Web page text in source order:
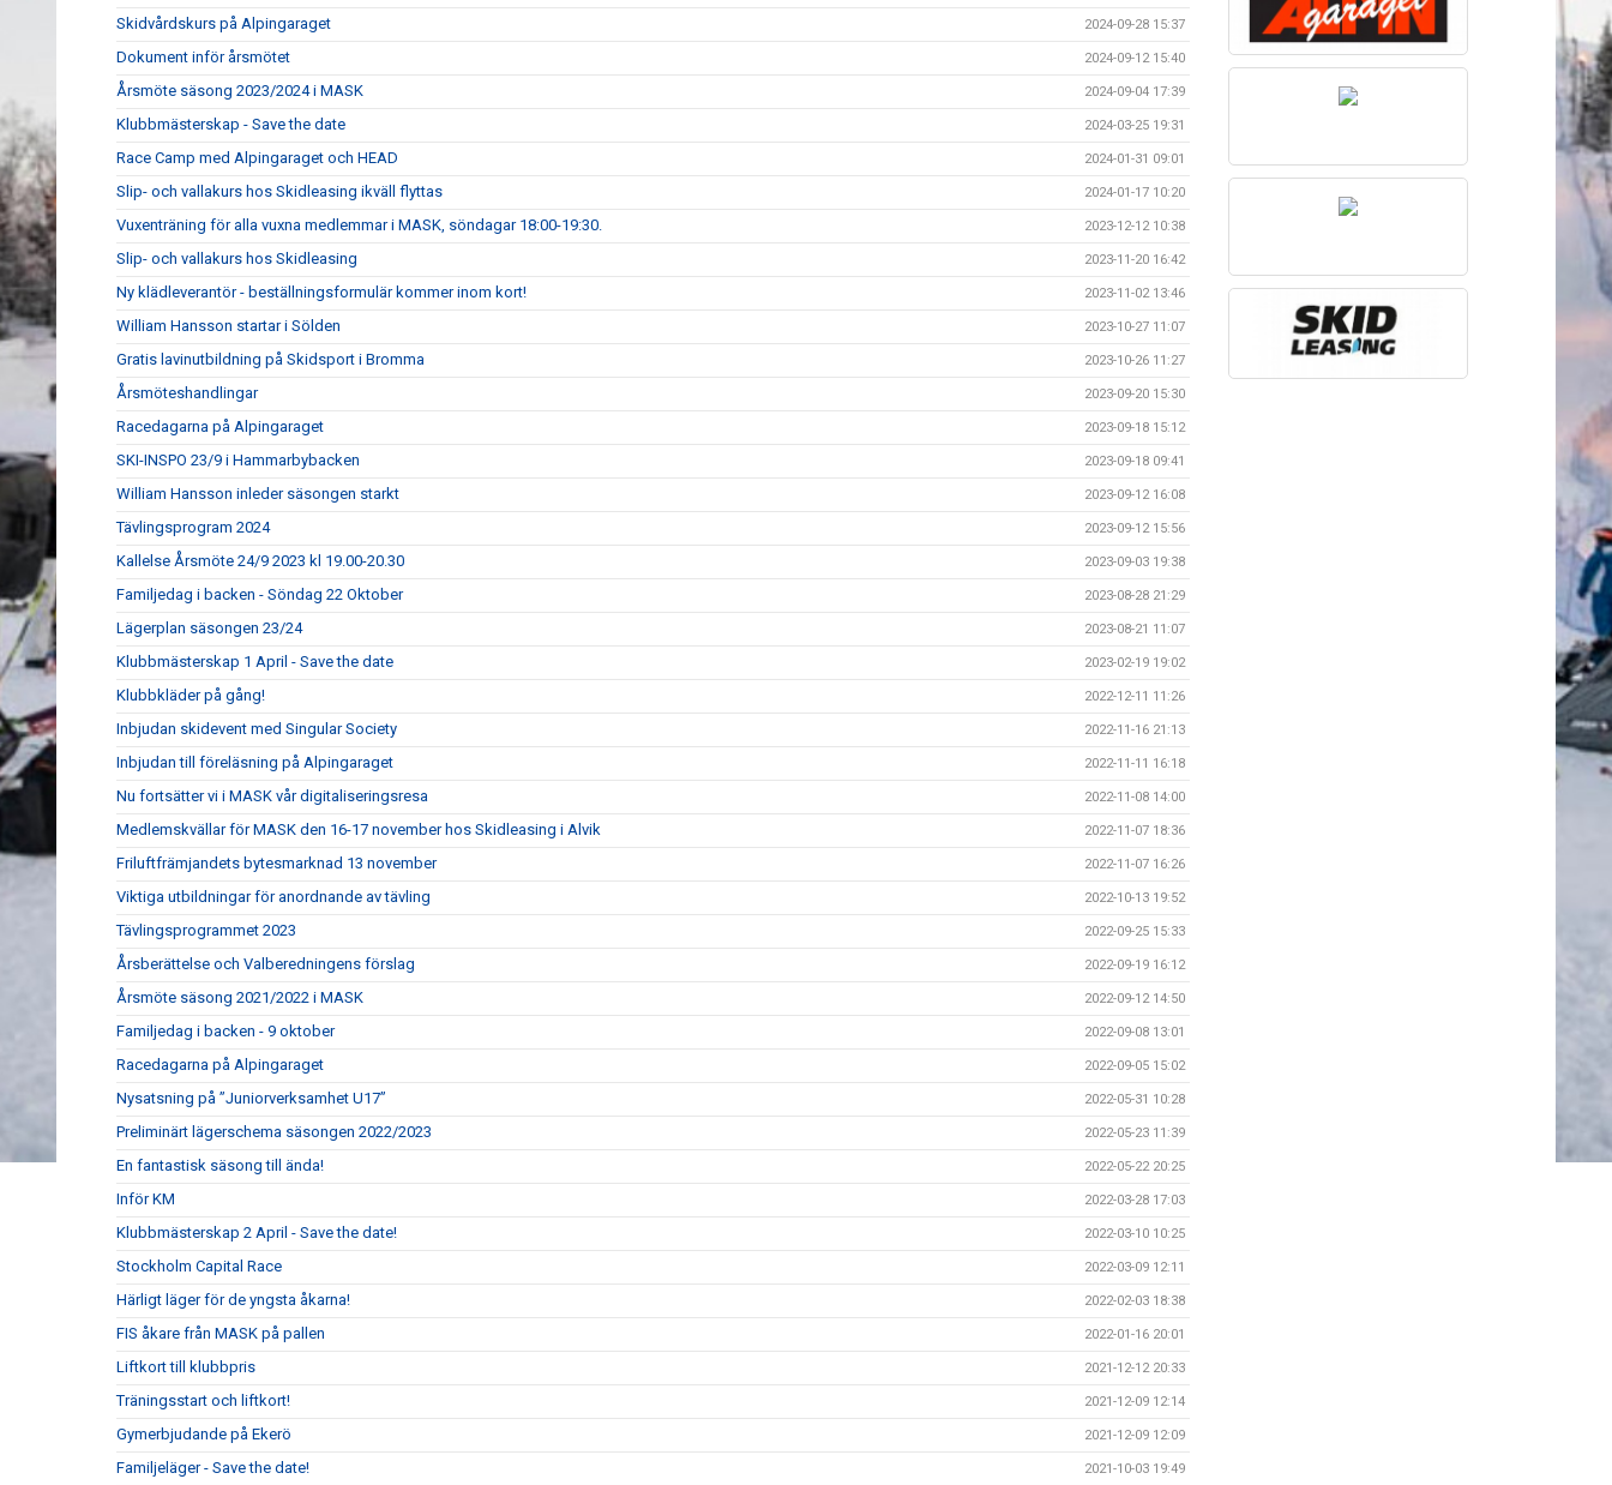
Skidvårdskurs på Alpingaraget 2024-09-28 15:37
Dokument inför årsmötet 2024-09-12 15:40
Årsmöte säsong 2023/2024 i MASK 2024-09-04 17:39
Klubbmästerskap - Save the date 2024-03-25 19:31
Race Camp med Alpingaraget och HEAD 2024-01-31 09:01
Slip- och vallakurs hos Skidleasing ikväll flyttas 2024-01-17 10:20
Vuxenträning för alla vuxna medlemmar i MASK, söndagar 18:00-19:30. 2023-12-12 10:38
Slip- och vallakurs hos Skidleasing 2023-11-20 16:42
Ny klädleverantör - beställningsformulär kommer inom kort! 2023-11-02 13:46
William Hansson startar i Sölden 2023-10-27 11:07
Gratis lavinutbildning på Skidsport i Bromma 2023-10-26 11:27
Årsmöteshandlingar 2023-09-20 15:30
Racedagarna på Alpingaraget 2023-09-18 15:12
SKI-INSPO 23/9 i Hammarbybacken 2023-09-18 09:41
William Hansson inleder säsongen starkt 2023-09-12 16:08
Tävlingsprogram 2024 2023-09-12 15:56
Kallelse Årsmöte 24/9 2023 kl 19.00-20.30 2023-09-03 19:38
Familjedag i backen - Söndag 22 Oktober 2023-08-28 21:29
Lägerplan säsongen 23/24 2023-08-21 11:07
Klubbmästerskap 1 April - Save the date 2023-02-19 19:02
Klubbkläder på gång! 2022-12-11 11:26
Inbjudan skidevent med Singular Society 2022-11-16 21:13
Inbjudan till föreläsning på Alpingaraget 2022-11-11 16:18
Nu fortsätter vi i MASK vår digitaliseringsresa 2022-11-08 14:00
Medlemskvällar för MASK den 16-17 november hos Skidleasing i Alvik 2022-11-07 18:36
Friluftfrämjandets bytesmarknad 13 november 2022-11-07 16:26
Viktiga utbildningar för anordnande av tävling 2022-10-13 19:52
Tävlingsprogrammet 2023 2022-09-25 15:33
Årsberättelse och Valberedningens förslag 2022-09-19 16:12
Årsmöte säsong 2021/2022 i MASK 2022-09-12 14:50
Familjedag i backen - 9 oktober 2022-09-08 13:01
Racedagarna på Alpingaraget 2022-09-05 15:02
Nysatsning på ”Juniorverksamhet U17” 2022-05-31 10:28
Preliminärt lägerschema säsongen 2022/2023 2022-05-23 11:39
En fantastisk säsong till ända! 2022-05-22 20:25
Inför KM 2022-03-28 17:03
Klubbmästerskap 2 April - Save the date! 2022-03-10 10:25
Stockholm Capital Race 2022-03-09 12:11
Härligt läger för de yngsta åkarna! 2022-02-03 18:38
FIS åkare från MASK på pallen 2022-01-16 20:01
Liftkort till klubbpris 2021-12-12 20:33
Träningsstart och liftkort! 2021-12-09 12:14
Gymerbjudande på Ekerö 2021-12-09 12:09
Familjeläger - Save the date! 2021-10-03 19:49